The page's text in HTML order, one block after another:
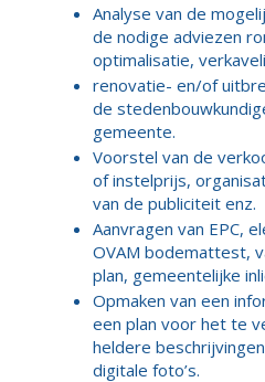
Analyse van de
de nodige adviezen
optimalisatie,
renovatie- en/of
de
gemeente.
Voorstel van de
of instelprijs,
van de publiciteit enz.
Aanvragen van EPC,
OVAM bodemattest,
plan, gemeentelijke
Opmaken van een
een plan voor het te
heldere
digitale foto’s.